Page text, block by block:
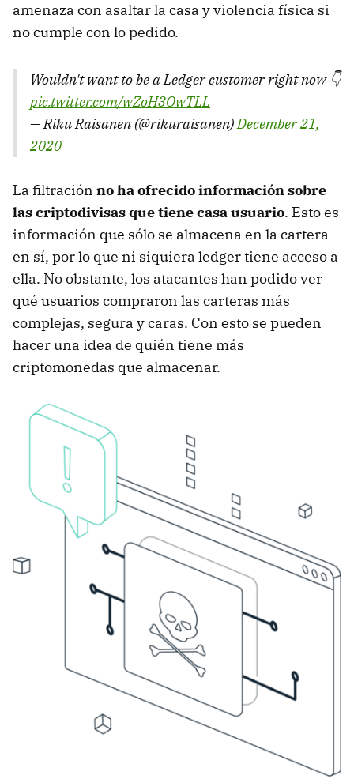
amenaza con asaltar la casa y violencia física si
no cumple con lo pedido.
Wouldn't want to be a Ledger customer right now 👇
pic.twitter.com/wZoH3OwTLL
— Riku Raisanen (@rikuraisanen)December 21,
2020
La filtración no ha ofrecido información sobre
las criptodivisas que tiene casa usuario. Esto es
información que sólo se almacena en la cartera
en sí, por lo que ni siquiera ledger tiene acceso a
ella. No obstante, los atacantes han podido ver
qué usuarios compraron las carteras más
complejas, segura y caras. Con esto se pueden
hacer una idea de quién tiene más
criptomonedas que almacenar.